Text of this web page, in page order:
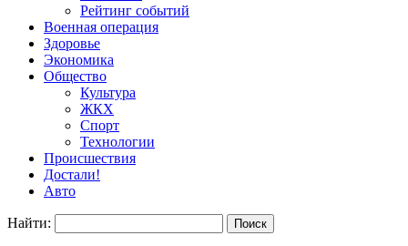
Рейтинг событий
Военная операция
Здоровье
Экономика
Общество
Культура
ЖКХ
Спорт
Технологии
Происшествия
Достали!
Авто
Найти: